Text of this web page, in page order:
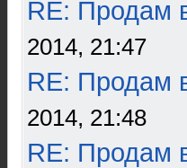
RE: Продам
2014, 21:47
RE: Продам
2014, 21:48
RE: Продам